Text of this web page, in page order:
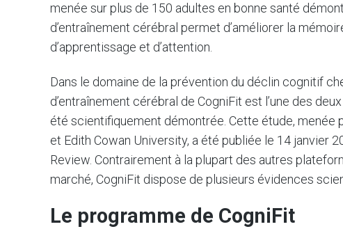
menée sur plus de 150 adultes en bonne santé
d’entraînement cérébral permet d’améliorer la
d’apprentissage et d’attention.
Dans le domaine de la prévention du déclin cognitif
d’entraînement cérébral de CogniFit est l’une des
été scientifiquement démontrée. Cette étude, menée
et Edith Cowan University, a été publiée le 14 janvier
Review. Contrairement à la plupart des autres
marché, CogniFit dispose de plusieurs évidences
Le programme de CogniFit